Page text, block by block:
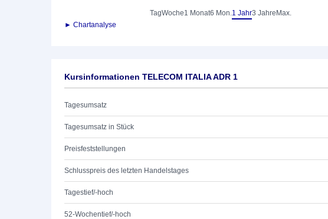
TagWoche1 Monat6 Mon.1 Jahr3 Jahre Max.
► Chartanalyse
Kursinformationen TELECOM ITALIA ADR 1
Tagesumsatz
Tagesumsatz in Stück
Preisfeststellungen
Schlusspreis des letzten Handelstages
Tagestief/-hoch
52-Wochentief/-hoch